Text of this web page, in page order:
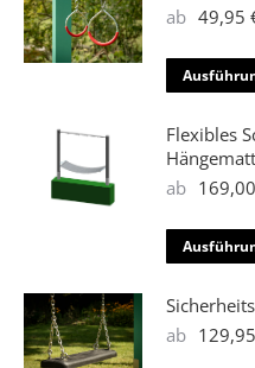
ab 49,95
Flexibles
ab 169,00
ab 129,95